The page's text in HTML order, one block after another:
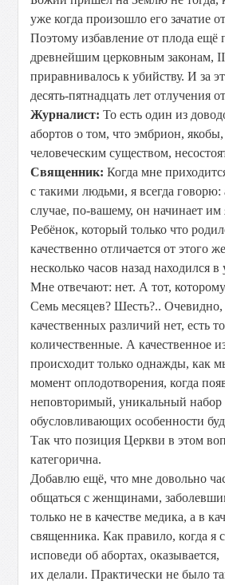
уже когда произошло его зачатие
Поэтому избавление от плода ещё
древнейшим церковным законам,
приравнивалось к убийству. И за
десять-пятнадцать лет отлучения
Журналист: То есть один из
абортов о том, что эмбрион, якобы,
человеческим существом,
Священник: Когда мне
с такими людьми, я всегда говорю:
случае, по-вашему, он начинает им
Ребёнок, который только что
качественно отличается от этого
несколько часов назад находился в
Мне отвечают: нет. А тот,
Семь месяцев? Шесть?.. Очевидно,
качественных различий нет, есть
количественные. А качественное
происходит только однажды, как
момент оплодотворения, когда
неповторимый, уникальный набор
обусловливающих особенности
Так что позиция Церкви в этом
категорична.
Добавлю ещё, что мне довольно
общаться с женщинами,
только не в качестве медика, а в
священника. Как правило, когда я
исповеди об абортах,
их делали. Практически не было